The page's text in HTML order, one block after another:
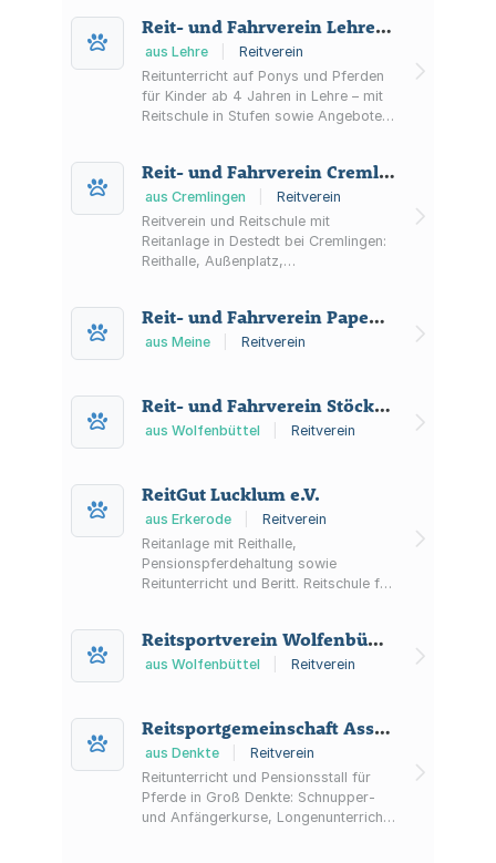
Reit- und Fahrverein Lehre und Umgebung e. V.
aus Lehre
Reitverein
Reitunterricht auf Ponys und Pferden
für Kinder ab 4 Jahren in Lehre – mit
Reitschule in Stufen sowie Angeboten
Reit- und Fahrverein Cremlingen u. U. e.V.
aus Cremlingen
Reitverein
Reitverein und Reitschule mit
Reitanlage in Destedt bei Cremlingen:
Reithalle, Außenplatz,
und Weidenutzung.
Reit- und Fahrverein Papenteich e.V.
aus Meine Reitverein
Reit- und Fahrverein Stöckheim Wolfenbüttel zu Halchter e.V.
aus Wolfenbüttel Reitverein
ReitGut Lucklum e.V.
aus Erkerode
Reitverein
Reitanlage mit Reithalle,
Pensionspferdehaltung sowie
Reitunterricht und Beritt. Reitschule für
Partnerprogramm ab 3 Jahren.
Reitsportverein Wolfenbüttel e.V.
aus Wolfenbüttel Reitverein
Reitsportgemeinschaft Asse e.V.
aus Denkte
Reitverein
Reitunterricht und Pensionsstall für
Pferde in Groß Denkte: Schnupper-
und Anfängerkurse, Longenunterricht